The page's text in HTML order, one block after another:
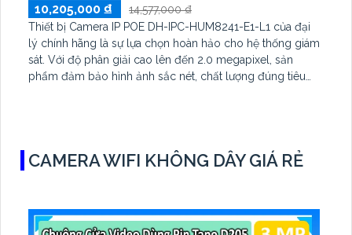
10,205,000 ₫
14,577,000 ₫
Thiết bị Camera IP POE DH-IPC-HUM8241-E1-L1 của đại
lý chính hãng là sự lựa chọn hoàn hảo cho hệ thống giám
sát. Với độ phân giải cao lên đến 2.0 megapixel, sản
phẩm đảm bảo hình ảnh sắc nét, chất lượng đúng tiêu
CAMERA WIFI KHÔNG DÂY GIÁ RẺ